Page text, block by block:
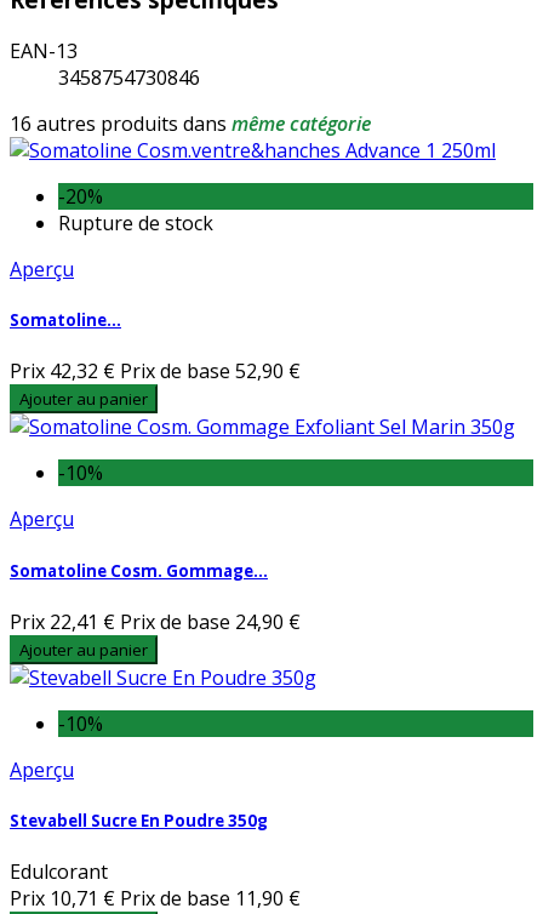
EAN-13
3458754730846
16 autres produits dans même catégorie
-20%
Rupture de stock
Aperçu
Somatoline...
Prix 42,32 € Prix de base 52,90 €
Ajouter au panier
-10%
Aperçu
Somatoline Cosm. Gommage...
Prix 22,41 € Prix de base 24,90 €
Ajouter au panier
-10%
Aperçu
Stevabell Sucre En Poudre 350g
Edulcorant
Prix 10,71 € Prix de base 11,90 €